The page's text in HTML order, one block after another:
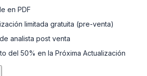
en PDF
limitada gratuita (pre-venta)
analista post venta
del 50% en la Próxima Actualización